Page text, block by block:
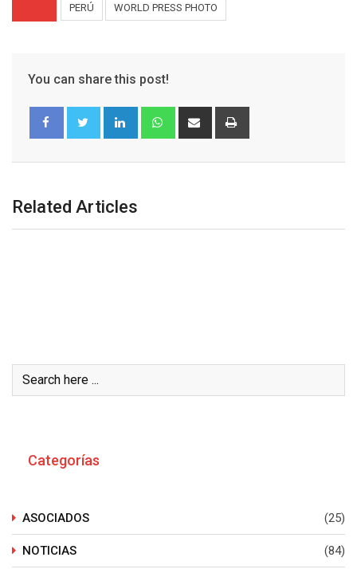
PERÚ WORLD PRESS PHOTO
You can share this post!
Related Articles
Categorías
ASOCIADOS (25)
NOTICIAS (84)